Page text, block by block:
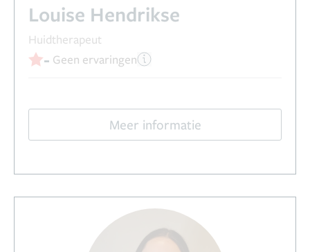
Louise Hendrikse
Huidtherapeut
- Geen ervaringen
Meer informatie